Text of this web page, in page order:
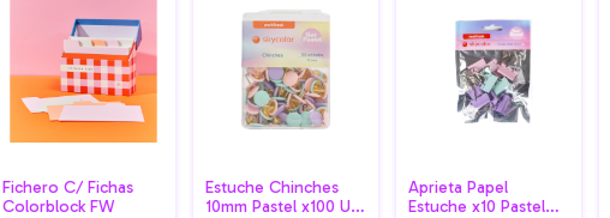
Fichero C/ Fichas
Colorblock FW
Estuche Chinches
10mm Pastel x100 U
Aprieta Papel
Estuche x10 Pastel